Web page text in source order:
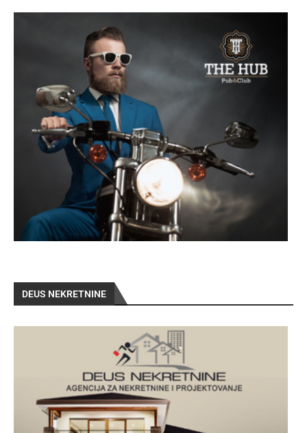
DEUS NEKRETNINE